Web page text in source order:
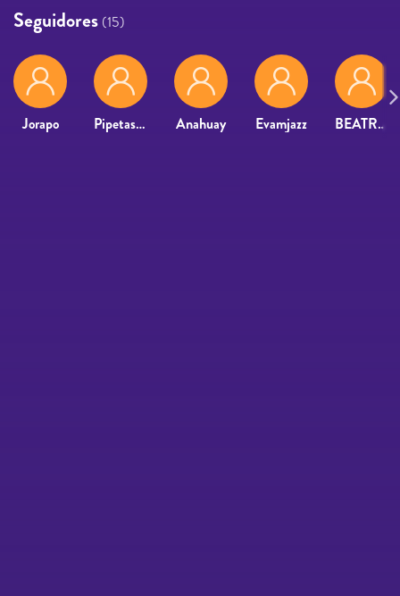
Seguidores (15)
Jorapo Pipetas79 Anahuay Evamjazz BEATRIZ GARCIA GUTIERREZ